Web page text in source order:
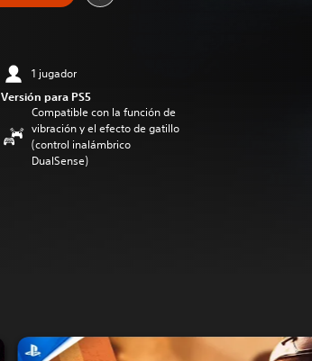
1 jugador
Versión para PS5
Compatible con la función de
vibración y el efecto de gatillo
(control inalámbrico
DualSense)